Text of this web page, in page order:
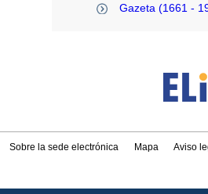
Gazeta (1661 -
Sobre la sede electrónica Mapa Aviso